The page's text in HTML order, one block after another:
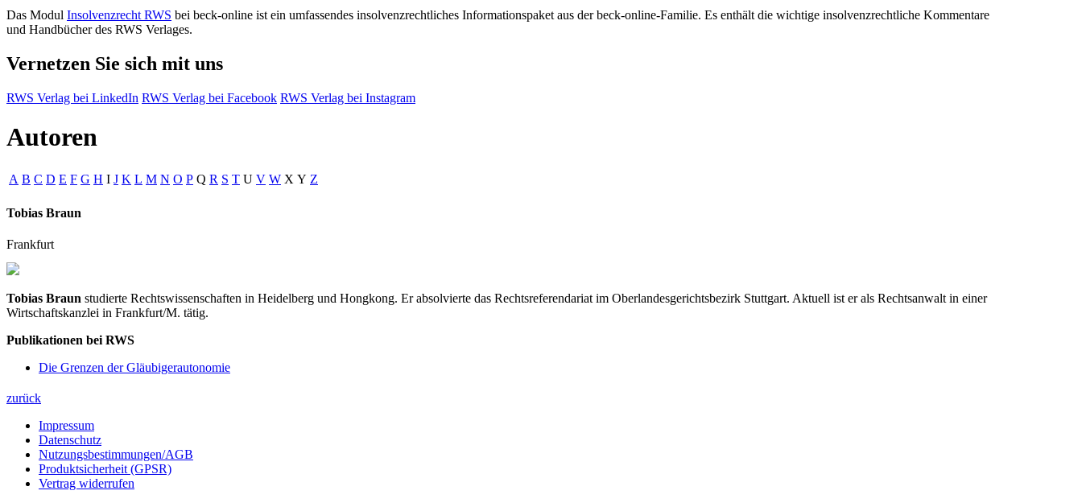
Das Modul Insolvenzrecht RWS bei beck-online ist ein umfassendes insolvenzrechtliches Informationspaket aus der beck-online-Familie. Es enthält die wichtige insolvenzrechtliche Kommentare
und Handbücher des RWS Verlages.
Vernetzen Sie sich mit uns
RWS Verlag bei LinkedIn RWS Verlag bei Facebook RWS Verlag bei Instagram
Autoren
A B C D E F G H I J K L M N O P Q R S T U V W X Y Z
Tobias Braun
Frankfurt
Tobias Braun studierte Rechtswissenschaften in Heidelberg und Hongkong. Er absolvierte das Rechtsreferendariat im Oberlandesgerichtsbezirk Stuttgart. Aktuell ist er als Rechtsanwalt in einer
Wirtschaftskanzlei in Frankfurt/M. tätig.
Publikationen bei RWS
Die Grenzen der Gläubigerautonomie
zurück
Impressum
Datenschutz
Nutzungsbestimmungen/AGB
Produktsicherheit (GPSR)
Vertrag widerrufen